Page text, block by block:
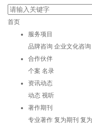
首页
服务项目
品牌咨询 企业文化咨询
合作伙伴
个案 名录
资讯动态
动态 视听
著作期刊
专业著作 复为期刊 复